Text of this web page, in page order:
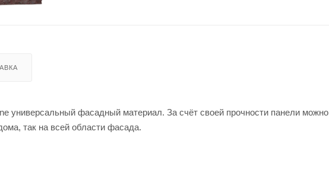
универсальный фасадный материал. За счёт своей прочности панели можно
так на всей области фасада.